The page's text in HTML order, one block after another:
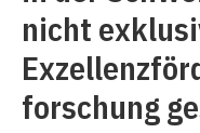
nicht
forschung